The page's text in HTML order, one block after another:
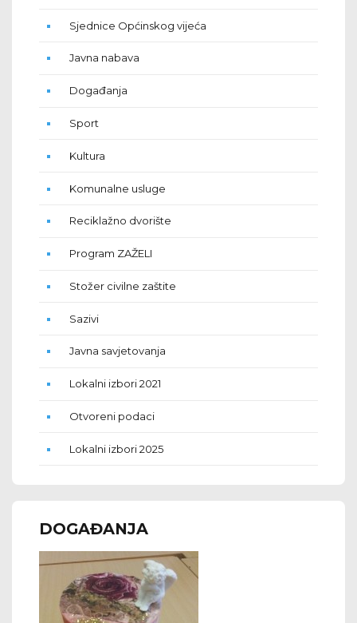
Sjednice Općinskog vijeća
Javna nabava
Događanja
Sport
Kultura
Komunalne usluge
Reciklažno dvorište
Program ZAŽELI
Stožer civilne zaštite
Sazivi
Javna savjetovanja
Lokalni izbori 2021
Otvoreni podaci
Lokalni izbori 2025
DOGAĐANJA